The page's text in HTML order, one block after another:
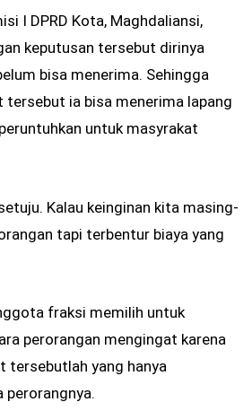
I DPRD Kota, Maghdaliansi,
keputusan tersebut dirinya
bisa menerima. Sehingga
tersebut ia bisa menerima lapang
untuk masyrakat
Kalau keinginan kita masing-
tapi terbentur biaya yang
fraksi memilih untuk
perorangan mengingat karena
tersebutlah yang hanya
perorangnya.